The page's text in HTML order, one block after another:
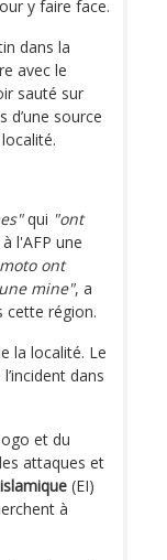
y faire face.
dans la
avec le
sauté sur
d’une source
qui "ont
l'AFP une
ont
mine", a
cette région.
la localité. Le
dans
et du
attaques et
(EI)
à